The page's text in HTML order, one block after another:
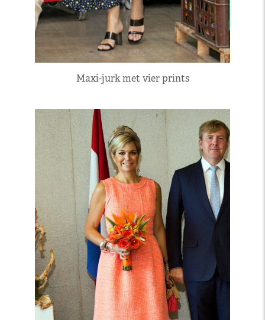
Maxi-jurk met vier prints